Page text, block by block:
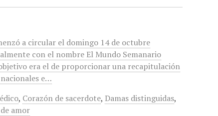
a circular el domingo 14 de octubre
con el nombre El Mundo Semanario
era el de proporcionar una recapitulación
e…
, Corazón de sacerdote, Damas distinguidas,
amor